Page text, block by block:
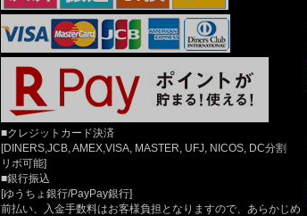
■クレジットカード決済
[DINERS,JCB, AMEX,VISA, MASTER, UFJ, NICOS, DC分割
リボ可能]
■銀行振込
[ゆうちょ銀行/PayPay銀行]
前払い、入金手数料はお客様負担となりますので、あらかじめ